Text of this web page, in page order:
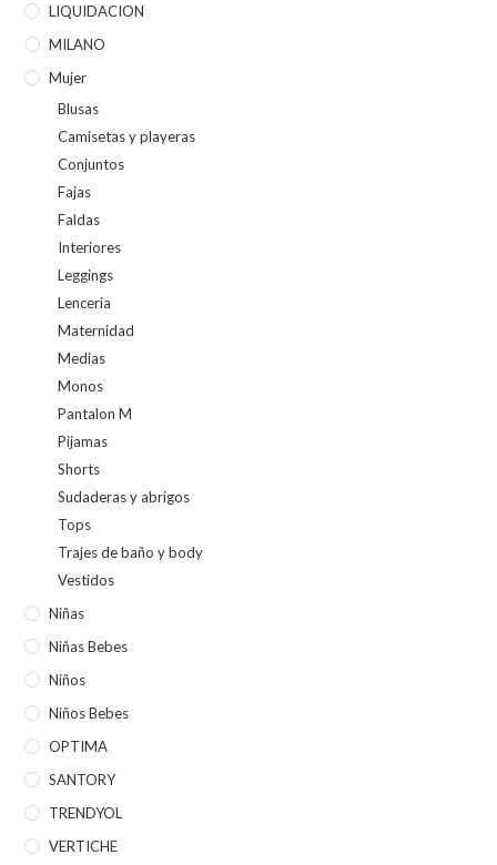
LIQUIDACION
MILANO
Mujer
Blusas
Camisetas y playeras
Conjuntos
Fajas
Faldas
Interiores
Leggings
Lenceria
Maternidad
Medias
Monos
Pantalon M
Pijamas
Shorts
Sudaderas y abrigos
Tops
Trajes de baño y body
Vestidos
Niñas
Niñas Bebes
Niños
Niños Bebes
OPTIMA
SANTORY
TRENDYOL
VERTICHE